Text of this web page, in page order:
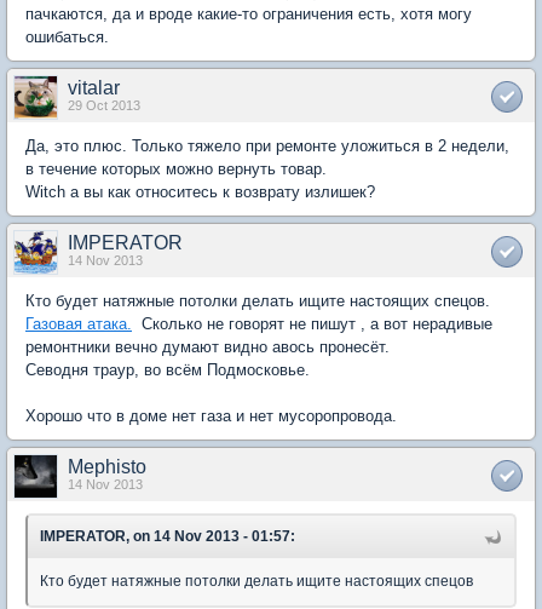
пачкаются, да и вроде какие-то ограничения есть, хотя могу
ошибаться.
vitalar
29 Oct 2013
Да, это плюс. Только тяжело при ремонте уложиться в 2 недели,
в течение которых можно вернуть товар.
Witch а вы как относитесь к возврату излишек?
IMPERATOR
14 Nov 2013
Кто будет натяжные потолки делать ищите настоящих спецов.
Газовая атака. Сколько не говорят не пишут , а вот нерадивые
ремонтники вечно думают видно авось пронесёт.
Севодня траур, во всём Подмосковье.
Хорошо что в доме нет газа и нет мусоропровода.
Mephisto
14 Nov 2013
IMPERATOR, on 14 Nov 2013 - 01:57:
Кто будет натяжные потолки делать ищите настоящих спецов